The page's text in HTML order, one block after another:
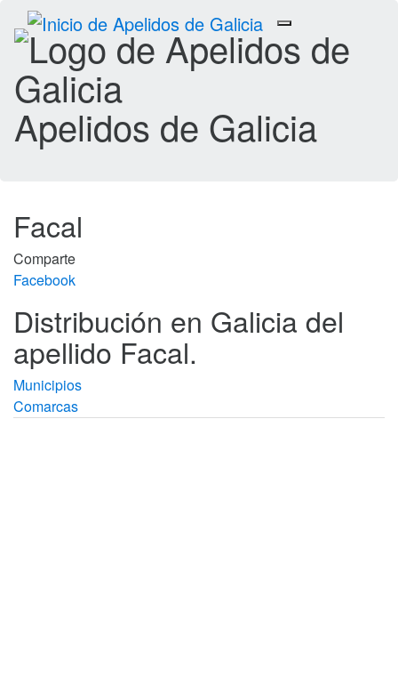
Toggle
navigation
Apelidos de Galicia
Facal
Comparte
Facebook
Distribución en Galicia del
apellido Facal.
Municipios
Comarcas